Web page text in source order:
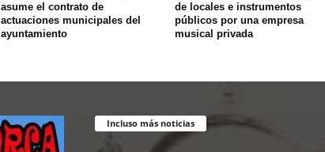
asume el contrato de
actuaciones municipales del
ayuntamiento
de locales e instrumentos
públicos por una empresa
musical privada
Incluso más noticias